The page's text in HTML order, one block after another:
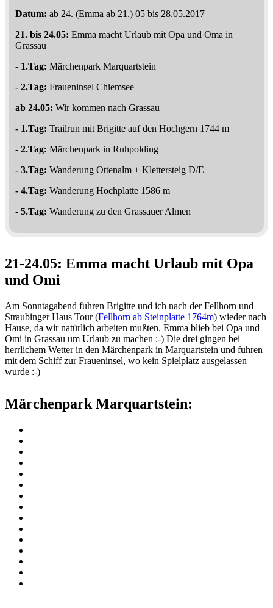
Datum: ab 24. (Emma ab 21.) 05 bis 28.05.2017
21. bis 24.05: Emma macht Urlaub mit Opa und Oma in
Grassau
- 1.Tag: Märchenpark Marquartstein
- 2.Tag: Fraueninsel Chiemsee
ab 24.05: Wir kommen nach Grassau
- 1.Tag: Trailrun mit Brigitte auf den Hochgern 1744 m
- 2.Tag: Märchenpark in Ruhpolding
- 3.Tag: Wanderung Ottenalm + Klettersteig D/E
- 4.Tag: Wanderung Hochplatte 1586 m
- 5.Tag: Wanderung zu den Grassauer Almen
21-24.05: Emma macht Urlaub mit Opa
und Omi
Am Sonntagabend fuhren Brigitte und ich nach der Fellhorn und
Straubinger Haus Tour (Fellhorn ab Steinplatte 1764m) wieder nach
Hause, da wir natürlich arbeiten mußten. Emma blieb bei Opa und
Omi in Grassau um Urlaub zu machen :-) Die drei gingen bei
herrlichem Wetter in den Märchenpark in Marquartstein und fuhren
mit dem Schiff zur Fraueninsel, wo kein Spielplatz ausgelassen
wurde :-)
Märchenpark Marquartstein: